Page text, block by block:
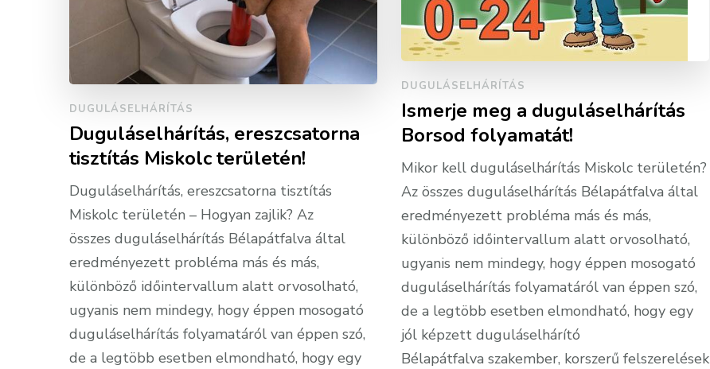
DUGULÁSELHÁRÍTÁS
Ismerje meg a duguláselhárítás
Borsod folyamatát!
Mikor kell duguláselhárítás Miskolc területén?
Az összes duguláselhárítás Bélapátfalva által
eredményezett probléma más és más,
különböző időintervallum alatt orvosolható,
ugyanis nem mindegy, hogy éppen mosogató
duguláselhárítás folyamatáról van éppen szó,
de a legtöbb esetben elmondható, hogy egy
jól képzett duguláselhárító
Bélapátfalva szakember, korszerű felszerelések
DUGULÁSELHÁRÍTÁS
Duguláselhárítás, ereszcsatorna
tisztítás Miskolc területén!
Duguláselhárítás, ereszcsatorna tisztítás
Miskolc területén – Hogyan zajlik? Az
összes duguláselhárítás Bélapátfalva által
eredményezett probléma más és más,
különböző időintervallum alatt orvosolható,
ugyanis nem mindegy, hogy éppen mosogató
duguláselhárítás folyamatáról van éppen szó,
de a legtöbb esetben elmondható, hogy egy